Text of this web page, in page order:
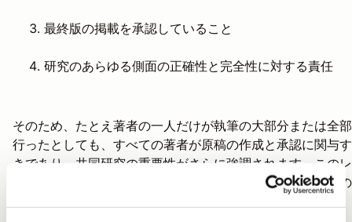
最終版の掲載を承認していること
研究のあらゆる側面の正確性と完全性に対する責任
そのため、たとえ著者の一人だけが執筆の大部分または全
行ったとしても、すべての著者が原稿の作成と承認に関与
きであり、共同研究の重要性がさらに強調されます。この
ルの参加が不可能な場合は、代わりに原稿の謝辞欄に同僚